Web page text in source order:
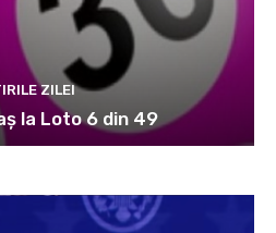
ZILEI
la Loto 6 din 49